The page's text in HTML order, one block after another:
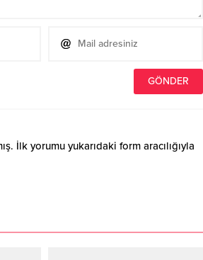
İlk yorumu yukarıdaki form aracılığıyla